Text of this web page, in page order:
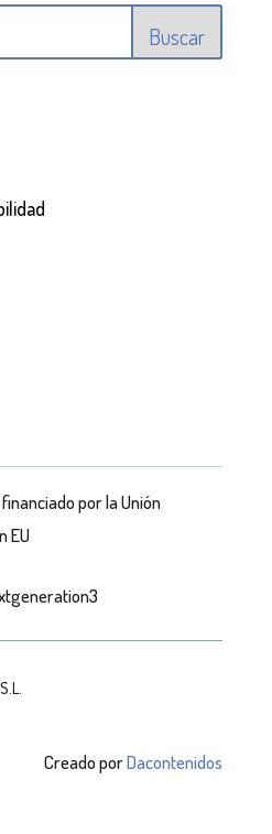
Buscar
por la Unión
EU
Creado porDacontenidos